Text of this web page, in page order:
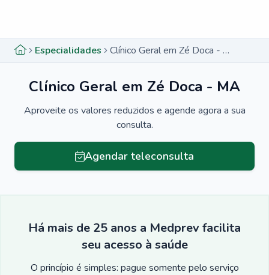
Especialidades Clínico Geral em Zé Doca - MA
Clínico Geral em Zé Doca - MA
Aproveite os valores reduzidos e agende agora a sua
consulta.
Agendar teleconsulta
Há mais de 25 anos a Medprev facilita
seu acesso à saúde
O princípio é simples: pague somente pelo serviço